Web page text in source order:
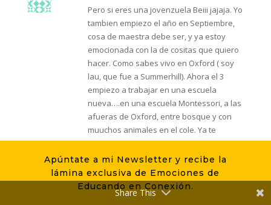
Apúntate a mi Newsletter y recibe la
lámina exclusiva de Emociones de
Educando en Conexión.
Pero si eres una jovenzuela Beiii jajaja. Yo
tambien empiezo el año en Septiembre,
cosa de maestra debe ser, y ya estoy
emocionada con la de cositas que quiero
hacer. Como sabes vivo en Oxford ( soy
lau, que fue a Summerhill). Ahora el 3
empiezo a trabajar en una escuela
nueva….en una escuela Montessori, a las
afueras de Oxford, entre bosque y con
muuchos animales en el cole. Ya te
contare como me va, y que cositas
hacemos. Estoy que no quepo de alegria
jajaja.
Como siempre te leere con muchas ganas
y a las nuevas secciones. Dile a tu
Share This